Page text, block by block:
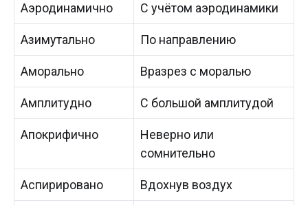
Аэродинамично С учётом аэродинамики
Азимутально По направлению
Аморально Вразрез с моралью
Амплитудно С большой амплитудой
Апокрифично
Неверно или
сомнительно
Аспирировано Вдохнув воздух